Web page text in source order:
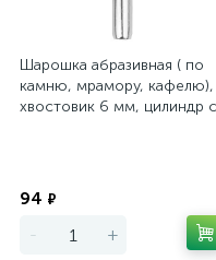
Шарошка абразивная ( по
камню, мрамору, кафелю),
хвостовик 6 мм, цилиндр с
94 ₽
- +